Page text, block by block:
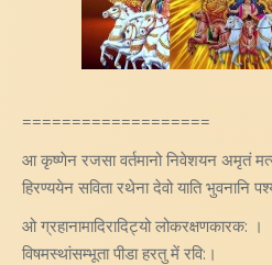
===================
आ कृष्णेन रजसा वर्तमानो निवेशयन अमृतं
हिरण्ययेन सविता रथेना देवो याति भुवनानि
ओ ग्रहानामादिरादिट्यो लोकरक्षणकारक: ।
विषमस्थांसम्भूता पीडा हरतु में रवि:।